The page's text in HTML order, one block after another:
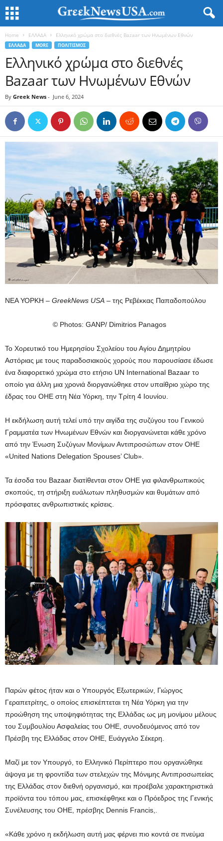
Home ΕΛΛΑΔΑ Ελληνικό χρώμα στο διεθνές Bazaar των Ηνωμένων Εθνών
ΕΛΛΑΔΑ MORE ΠΟΛΙΤΙΣΜΟΣ
Ελληνικό χρώμα στο διεθνές
Bazaar των Ηνωμένων Εθνών
By Greek News - June 6, 2024
ΝΕΑ ΥΟΡΚΗ – GreekNews USA – της Ρεβέκκας Παπαδοπούλου
© Photos: GANP/ Dimitrios Panagos
Το Χορευτικό του Ημερησίου Σχολείου του Αγίου Δημητρίου
Αστόριας με τους παραδοσιακούς χορούς που παρουσίασε έδωσε
ένα διαφορετικό χρώμα στο ετήσιο UN International Bazaar το
οποίο για άλλη μια χρονιά διοργανώθηκε στον υπαίθριο χώρο της
έδρας του ΟΗΕ στη Νέα Υόρκη, την Τρίτη 4 Ιουνίου.
Η εκδήλωση αυτή τελεί υπό την αιγίδα της συζύγου του Γενικού
Γραμματέα των Ηνωμένων Εθνών και διοργανώνεται κάθε χρόνο
από την Ένωση Συζύγων Μονίμων Αντιπροσώπων στον ΟΗΕ
«United Nations Delegation Spouses’ Club».
Τα έσοδα του Bazaar διατίθενται στον ΟΗΕ για φιλανθρωπικούς
σκοπούς, τη στήριξη ευάλωτων πληθυσμών και θυμάτων από
πρόσφατες ανθρωπιστικές κρίσεις.
Παρών φέτος ήταν και ο Υπουργός Εξωτερικών, Γιώργος
Γεραπετρίτης, ο οποίος επισκέπτεται τη Νέα Υόρκη για την
προώθηση της υποψηφιότητας της Ελλάδας ως μη μονίμου μέλους
του Συμβουλίου Ασφαλείας του ΟΗΕ, συνοδευόμενος από τον
Πρέσβη της Ελλάδας στον ΟΗΕ, Ευάγγελο Σέκερη.
Μαζί με τον Υπουργό, το Ελληνικό Περίπτερο που οργανώθηκε
άψογα με τη φροντίδα των στελεχών της Μόνιμης Αντιπροσωπείας
της Ελλάδας στον διεθνή οργανισμό, και προέβαλε χαρακτηριστικά
προϊόντα του τόπου μας, επισκέφθηκε και ο Πρόεδρος της Γενικής
Συνέλευσης του ΟΗΕ, πρέσβης Dennis Francis,.
«Κάθε χρόνο η εκδήλωση αυτή μας φέρνει πιο κοντά σε πνεύμα